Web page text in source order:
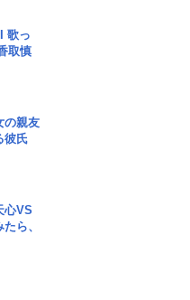
歌っ
取慎
の親友
彼氏
心VS
ら、